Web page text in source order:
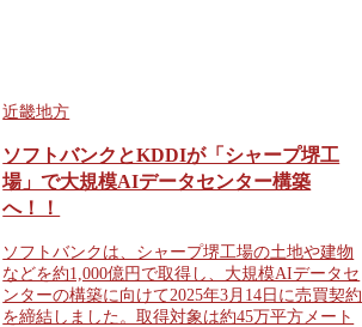
近畿地方
ソフトバンクとKDDIが「シャープ堺工
場」で大規模AIデータセンター構築
へ！！
ソフトバンクは、シャープ堺工場の土地や建物
などを約1,000億円で取得し、大規模AIデータセ
ンターの構築に向けて2025年3月14日に売買契約
を締結しました。取得対象は約45万平方メート